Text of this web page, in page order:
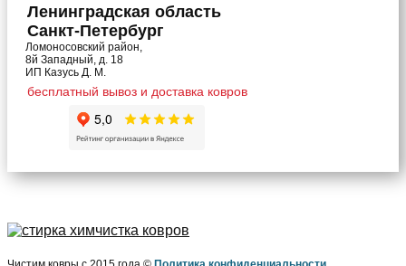
Ленинградская область
Санкт-Петербург
Ломоносовский район,
8й Западный, д. 18
ИП Казусь Д. М.
бесплатный вывоз и доставка ковров